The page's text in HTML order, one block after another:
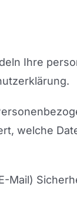
Ihre
welche
Mail)